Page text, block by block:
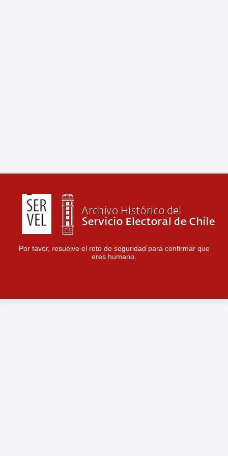
Por favor, resuelve el reto de seguridad para confirmar que
eres humano.